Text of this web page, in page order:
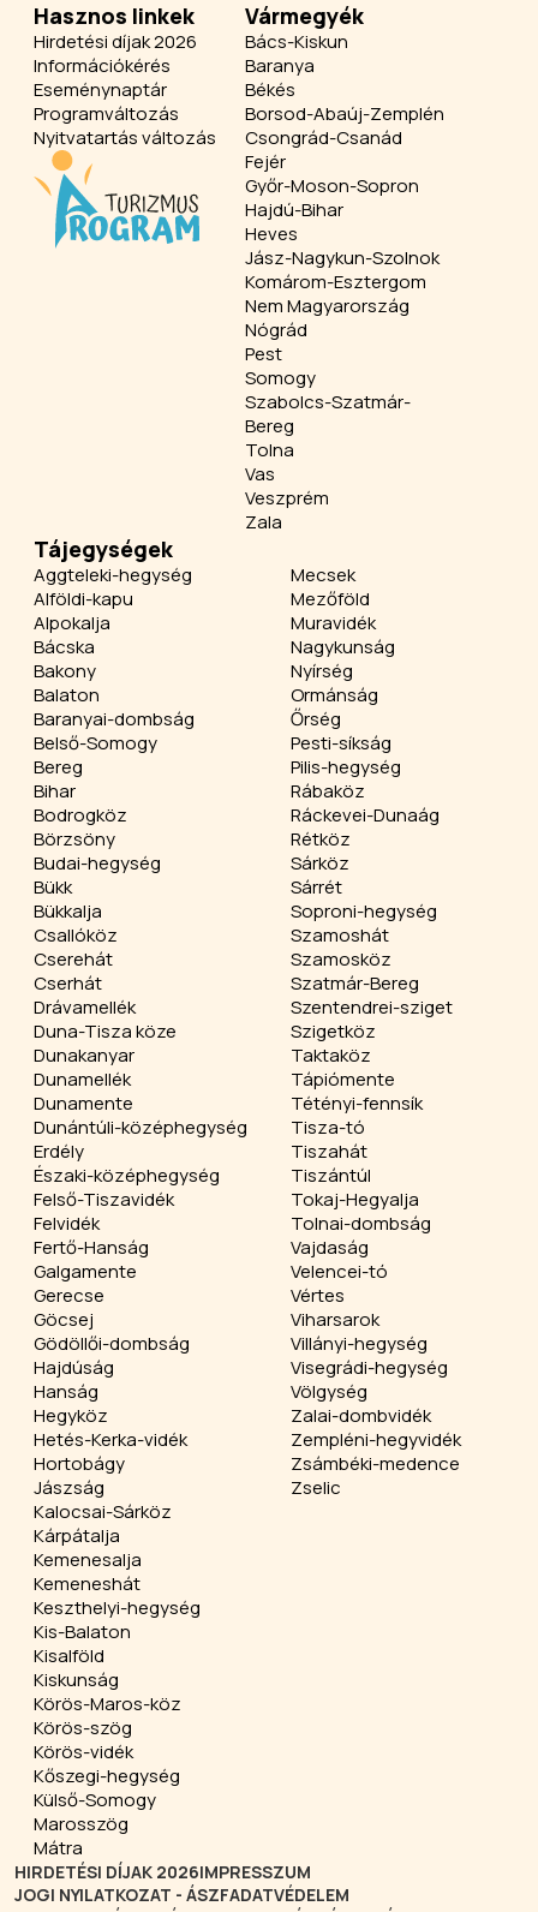
Hasznos linkek
Hirdetési díjak 2026
Információkérés
Eseménynaptár
Programváltozás
Nyitvatartás változás
Vármegyék
Bács-Kiskun
Baranya
Békés
Borsod-Abaúj-Zemplén
Csongrád-Csanád
Fejér
Győr-Moson-Sopron
Hajdú-Bihar
Heves
Jász-Nagykun-Szolnok
Komárom-Esztergom
Nem Magyarország
Nógrád
Pest
Somogy
Szabolcs-Szatmár-
Bereg
Tolna
Vas
Veszprém
Zala
Tájegységek
Aggteleki-hegység
Alföldi-kapu
Alpokalja
Bácska
Bakony
Balaton
Baranyai-dombság
Belső-Somogy
Bereg
Bihar
Bodrogköz
Börzsöny
Budai-hegység
Bükk
Bükkalja
Csallóköz
Cserehát
Cserhát
Drávamellék
Duna-Tisza köze
Dunakanyar
Dunamellék
Dunamente
Dunántúli-középhegység
Erdély
Északi-középhegység
Felső-Tiszavidék
Felvidék
Fertő-Hanság
Galgamente
Gerecse
Göcsej
Gödöllői-dombság
Hajdúság
Hanság
Hegyköz
Hetés-Kerka-vidék
Hortobágy
Jászság
Kalocsai-Sárköz
Kárpátalja
Kemenesalja
Kemeneshát
Keszthelyi-hegység
Kis-Balaton
Kisalföld
Kiskunság
Körös-Maros-köz
Körös-szög
Körös-vidék
Kőszegi-hegység
Külső-Somogy
Marosszög
Mátra
Mecsek
Mezőföld
Muravidék
Nagykunság
Nyírség
Ormánság
Őrség
Pesti-síkság
Pilis-hegység
Rábaköz
Ráckevei-Dunaág
Rétköz
Sárköz
Sárrét
Soproni-hegység
Szamoshát
Szamosköz
Szatmár-Bereg
Szentendrei-sziget
Szigetköz
Taktaköz
Tápiómente
Tétényi-fennsík
Tisza-tó
Tiszahát
Tiszántúl
Tokaj-Hegyalja
Tolnai-dombság
Vajdaság
Velencei-tó
Vértes
Viharsarok
Villányi-hegység
Visegrádi-hegység
Völgység
Zalai-dombvidék
Zempléni-hegyvidék
Zsámbéki-medence
Zselic
HIRDETÉSI DÍJAK 2026IMPRESSZUM
JOGI NYILATKOZAT - ÁSZFADATVÉDELEM